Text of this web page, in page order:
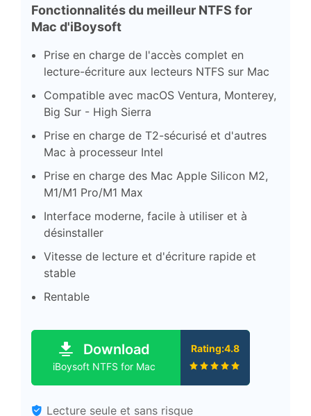
Fonctionnalités du meilleur NTFS for
Mac d'iBoysoft
Prise en charge de l'accès complet en
lecture-écriture aux lecteurs NTFS sur Mac
Compatible avec macOS Ventura, Monterey,
Big Sur - High Sierra
Prise en charge de T2-sécurisé et d'autres
Mac à processeur Intel
Prise en charge des Mac Apple Silicon M2,
M1/M1 Pro/M1 Max
Interface moderne, facile à utiliser et à
désinstaller
Vitesse de lecture et d'écriture rapide et
stable
Rentable
Download
iBoysoft NTFS for Mac
Rating:4.8
Lecture seule et sans risque